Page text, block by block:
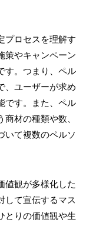
プロセスを理解す
策やキャンペーン
す。つまり、ペル
、ユーザーが求め
です。また、ペル
材の種類や数、
いて複数のペルソ
値観が多様化した
して宣伝するマス
とりの価値観や生